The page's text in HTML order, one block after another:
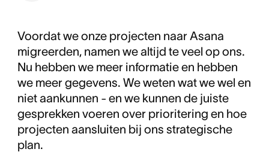
Voordat we onze projecten naar Asana
migreerden, namen we altijd te veel op ons.
Nu hebben we meer informatie en hebben
we meer gegevens. We weten wat we wel en
niet aankunnen - en we kunnen de juiste
gesprekken voeren over prioritering en hoe
projecten aansluiten bij ons strategische
plan.